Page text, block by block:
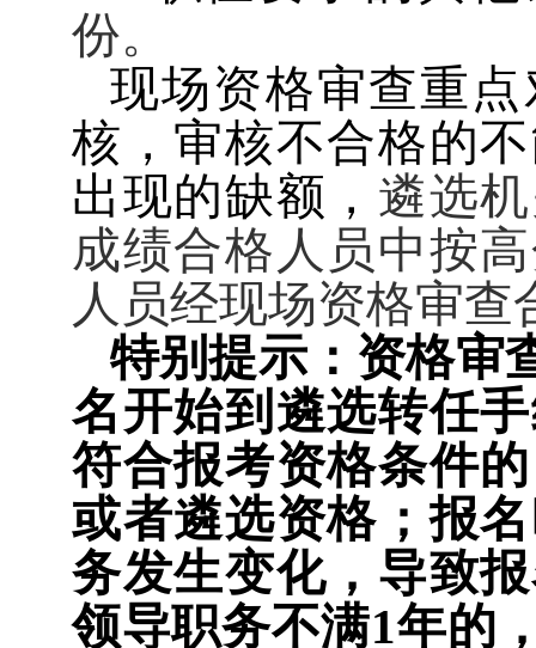
份。
现场资格审查重
核，审核不合格的
出现的缺额， 遴选
成绩合格人员中按
人员经现场资格审
特别提示：资格审
名开始到遴选转任
符合报考资格条件
或者遴选资格；报
务发生变化，导致
领导职务不满1年的